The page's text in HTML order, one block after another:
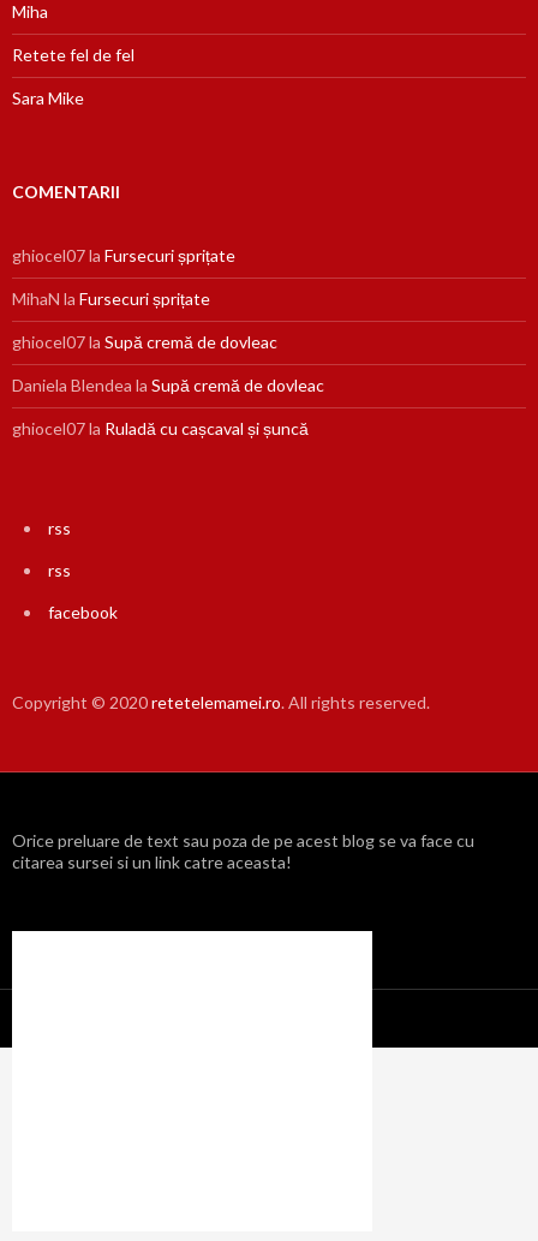
Miha
Retete fel de fel
Sara Mike
COMENTARII
ghiocel07la Fursecuri șprițate
MihaN la Fursecuri șprițate
ghiocel07la Supă cremă de dovleac
Daniela Blendea la Supă cremă de dovleac
ghiocel07la Ruladă cu cașcaval și șuncă
rss
rss
facebook
Copyright © 2020retetelemamei.ro. All rights reserved.
Orice preluare de text sau poza de pe acest blog se va face cu
citarea sursei si un link catre aceasta!